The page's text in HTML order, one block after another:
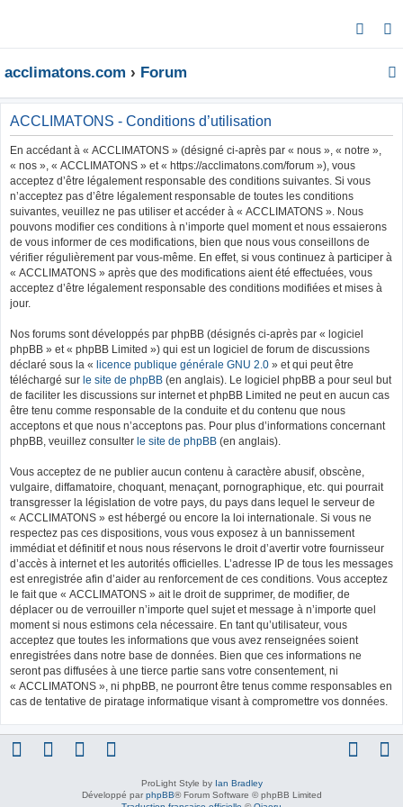
e
r
h
r
acclimatons.com Forum
ACCLIMATONS - Conditions d’utilisation
En accédant à « ACCLIMATONS » (désigné ci-après par « nous », « notre »,
« nos », « ACCLIMATONS » et « https://acclimatons.com/forum »), vous
acceptez d’être légalement responsable des conditions suivantes. Si vous
n’acceptez pas d’être légalement responsable de toutes les conditions
suivantes, veuillez ne pas utiliser et accéder à « ACCLIMATONS ». Nous
pouvons modifier ces conditions à n’importe quel moment et nous essaierons
de vous informer de ces modifications, bien que nous vous conseillons de
vérifier régulièrement par vous-même. En effet, si vous continuez à participer à
« ACCLIMATONS » après que des modifications aient été effectuées, vous
acceptez d’être légalement responsable des conditions modifiées et mises à
jour.
Nos forums sont développés par phpBB (désignés ci-après par « logiciel
phpBB » et « phpBB Limited ») qui est un logiciel de forum de discussions
déclaré sous la « licence publique générale GNU 2.0 » et qui peut être
téléchargé sur le site de phpBB (en anglais). Le logiciel phpBB a pour seul but
de faciliter les discussions sur internet et phpBB Limited ne peut en aucun cas
être tenu comme responsable de la conduite et du contenu que nous
acceptons et que nous n’acceptons pas. Pour plus d’informations concernant
phpBB, veuillez consulter le site de phpBB (en anglais).
Vous acceptez de ne publier aucun contenu à caractère abusif, obscène,
vulgaire, diffamatoire, choquant, menaçant, pornographique, etc. qui pourrait
transgresser la législation de votre pays, du pays dans lequel le serveur de
« ACCLIMATONS » est hébergé ou encore la loi internationale. Si vous ne
respectez pas ces dispositions, vous vous exposez à un bannissement
immédiat et définitif et nous nous réservons le droit d’avertir votre fournisseur
d’accès à internet et les autorités officielles. L’adresse IP de tous les messages
est enregistrée afin d’aider au renforcement de ces conditions. Vous acceptez
le fait que « ACCLIMATONS » ait le droit de supprimer, de modifier, de
déplacer ou de verrouiller n’importe quel sujet et message à n’importe quel
moment si nous estimons cela nécessaire. En tant qu’utilisateur, vous
acceptez que toutes les informations que vous avez renseignées soient
enregistrées dans notre base de données. Bien que ces informations ne
seront pas diffusées à une tierce partie sans votre consentement, ni
« ACCLIMATONS », ni phpBB, ne pourront être tenus comme responsables en
cas de tentative de piratage informatique visant à compromettre vos données.
ProLight Style by Ian Bradley
Développé par phpBB® Forum Software © phpBB Limited